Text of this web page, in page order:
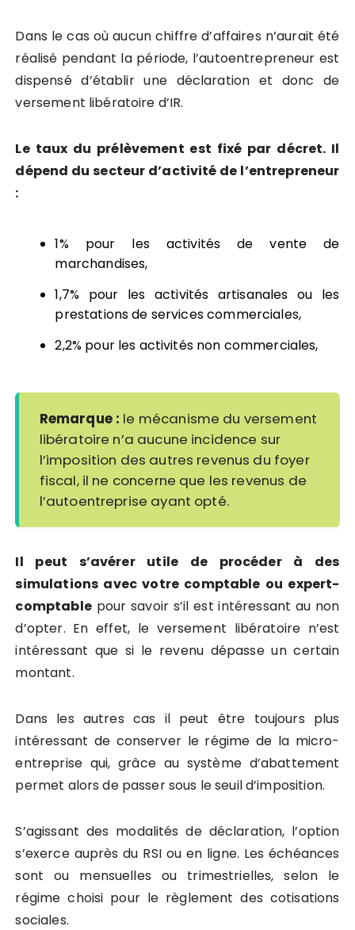
Dans le cas où aucun chiffre d’affaires n’aurait été
réalisé pendant la période, l’autoentrepreneur est
dispensé d’établir une déclaration et donc de
versement libératoire d’IR.
Le taux du prélèvement est fixé par décret. Il
dépend du secteur d’activité de l’entrepreneur
:
1% pour les activités de vente de
marchandises,
1,7% pour les activités artisanales ou les
prestations de services commerciales,
2,2% pour les activités non commerciales,
Remarque : le mécanisme du versement
libératoire n’a aucune incidence sur
l’imposition des autres revenus du foyer
fiscal, il ne concerne que les revenus de
l’autoentreprise ayant opté.
Il peut s’avérer utile de procéder à des
simulations avec votre comptable ou expert-
comptablepour savoir s’il est intéressant au non
d’opter. En effet, le versement libératoire n’est
intéressant que si le revenu dépasse un certain
montant.
Dans les autres cas il peut être toujours plus
intéressant de conserver le régime de la micro-
entreprise qui, grâce au système d’abattement
permet alors de passer sous le seuil d’imposition.
S’agissant des modalités de déclaration, l’option
s’exerce auprès du RSI ou en ligne. Les échéances
sont ou mensuelles ou trimestrielles, selon le
régime choisi pour le règlement des cotisations
sociales.